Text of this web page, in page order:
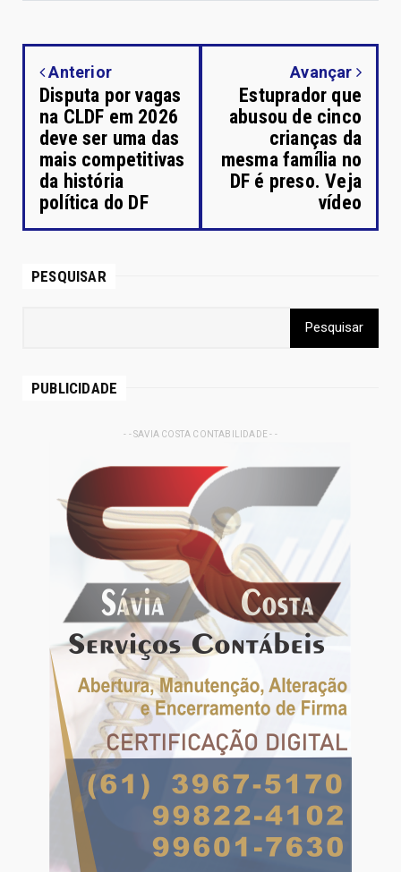
Anterior
Disputa por vagas
na CLDF em 2026
deve ser uma das
mais competitivas
da história
política do DF
Avançar
Estuprador que
abusou de cinco
crianças da
mesma família no
DF é preso. Veja
vídeo
PESQUISAR
PUBLICIDADE
- - SAVIA COSTA CONTABILIDADE - -